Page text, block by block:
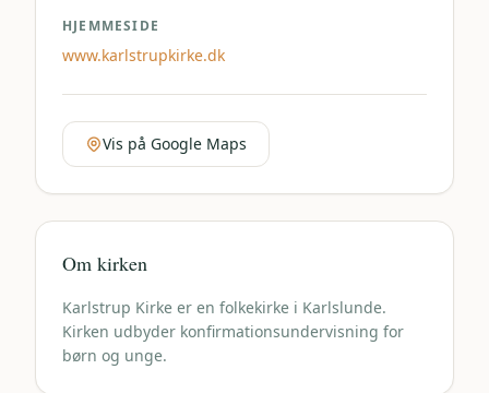
HJEMMESIDE
www.karlstrupkirke.dk
Vis på Google Maps
Om kirken
Karlstrup Kirke er en folkekirke i Karlslunde.
Kirken udbyder konfirmationsundervisning for
børn og unge.